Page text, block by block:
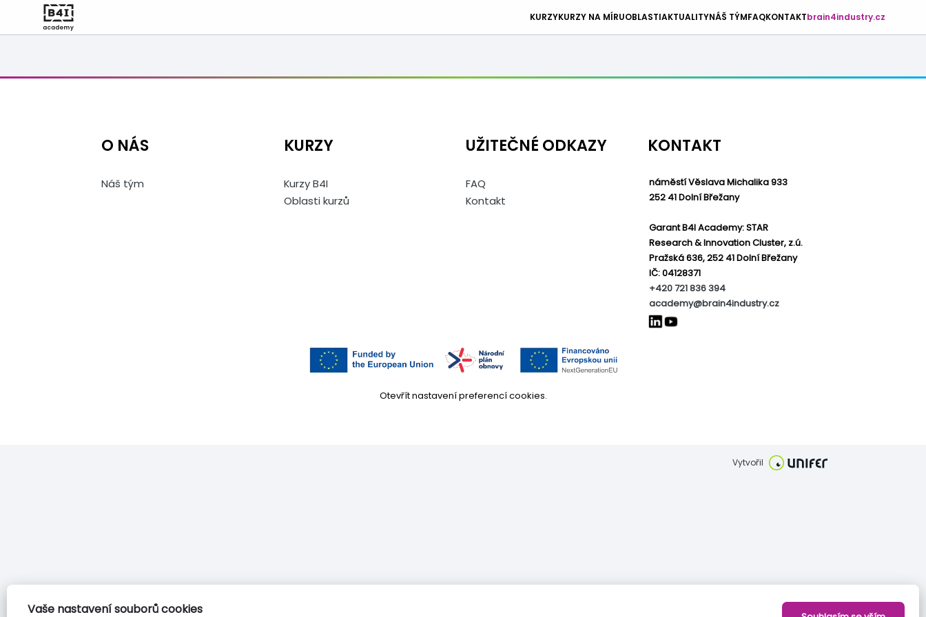
KURZYKURZY NA MÍRUOBLASTIAKTUALITYNÁŠ TÝMFAQKONTAKTbrain4industry.cz
O NÁS
Náš tým
KURZY
Kurzy B4I
Oblasti kurzů
UŽITEČNÉ ODKAZY
FAQ
Kontakt
KONTAKT
náměstí Věslava Michalika 933
252 41 Dolní Břežany
Garant B4I Academy: STAR
Research & Innovation Cluster, z.ú.
Pražská 636, 252 41 Dolní Břežany
IČ: 04128371
+420 721 836 394
academy@brain4industry.cz
Otevřít nastavení preferencí cookies.
Vytvořil
Vaše nastavení souborů cookies